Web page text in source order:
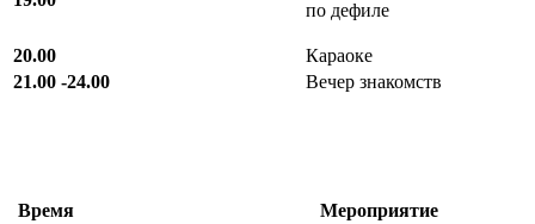
по дефиле
20.00
Караоке
21.00 -24.00
Вечер знакомств
Время Мероприятие